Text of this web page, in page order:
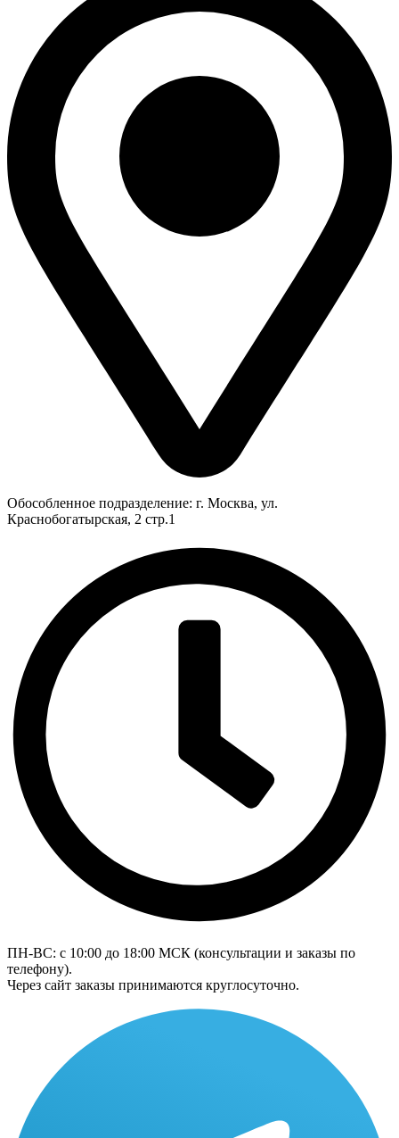
Обособленное подразделение: г. Москва, ул.
Краснобогатырская, 2 стр.1
ПН-ВС: с 10:00 до 18:00 МСК (консультации и заказы по
телефону).
Через сайт заказы принимаются круглосуточно.